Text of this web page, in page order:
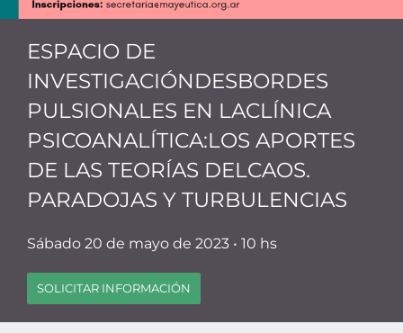
ESPACIO DE
INVESTIGACIÓNDESBORDES
PULSIONALES EN LACLÍNICA
PSICOANALÍTICA:LOS APORTES
DE LAS TEORÍAS DELCAOS.
PARADOJAS Y TURBULENCIAS
Sábado 20 de mayo de 2023 • 10 hs
SOLICITAR INFORMACIÓN